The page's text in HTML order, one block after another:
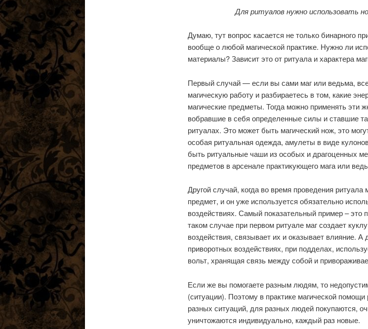
Для ритуалов нужно использовать
Думаю, тут вопрос касается не только бинарного
вообще о любой магической практике. Нужно ли
материалы? Зависит это от ритуала и характера
Первый случай — если вы сами маг или ведьма,
магическую работу и разбираетесь в том, какие
магические предметы. Тогда можно применять эти
вобравшие в себя определенные силы и ставшие
ритуалах. Это может быть магический нож, это
особая ритуальная одежда, амулеты в виде
быть ритуальные чаши из особых и драгоценных
предметов в арсенале практикующего мага или
Другой случай, когда во время проведения ритуала
предмет, и он уже используется обязательно
воздействиях. Самый показательный пример – это
таком случае при первом ритуале маг создает
воздействия, связывает их и оказывает влияние.
приворотных воздействиях, при подделах,
вольт, хранящая связь между собой и
Если же вы помогаете разным людям, то
(ситуации). Поэтому в практике магической
разных ситуаций, для разных людей покупаются,
уничтожаются индивидуально, каждый раз новые.